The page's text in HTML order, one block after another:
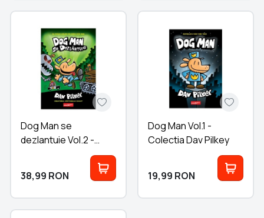
Dog Man se
dezlantuie Vol.2 -
Colectia Dav Pilkey
38,99 RON
Dog Man Vol.1 -
Colectia Dav Pilkey
19,99 RON